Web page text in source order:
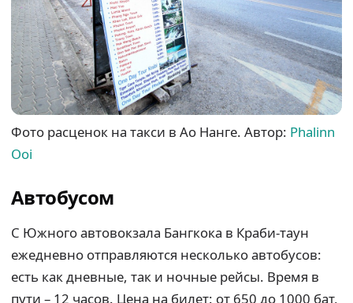
Фото расценок на такси в Ао Нанге. Автор: Phalinn
Ooi
Автобусом
С Южного автовокзала Бангкока в Краби-таун
ежедневно отправляются несколько автобусов:
есть как дневные, так и ночные рейсы. Время в
пути – 12 часов. Цена на билет: от 650 до 1000 бат,